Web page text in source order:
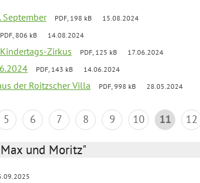
PDF, 198 kB 15.08.2024
PDF, 806 kB 14.08.2024
Zirkus PDF, 125 kB 17.06.2024
PDF, 143 kB 14.06.2024
der Roitzscher Villa PDF, 998 kB 28.05.2024
5 6 7 8 9 10 11 12
und Moritz"